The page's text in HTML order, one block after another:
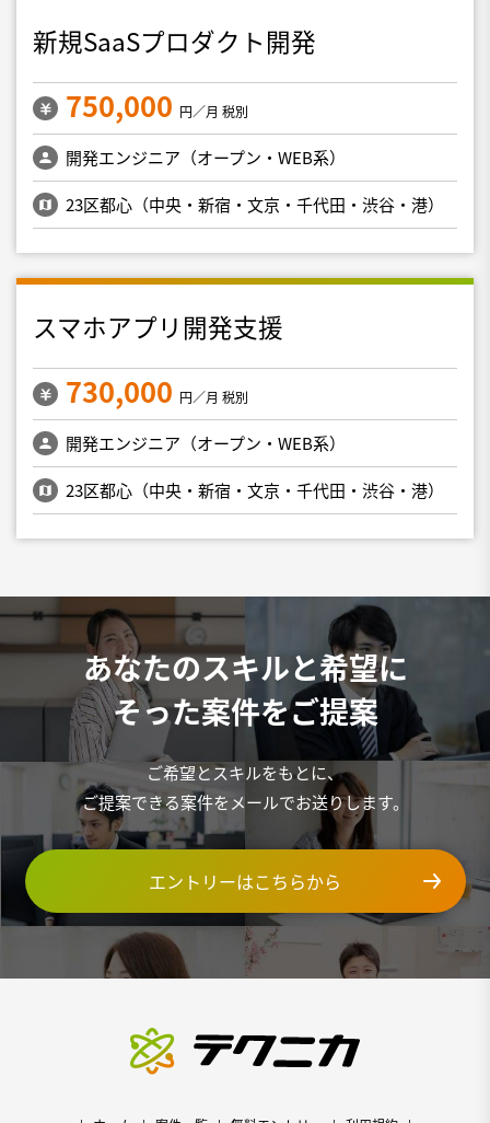
新規SaaSプロダクト開発
750,000 円／月 税別
開発エンジニア（オープン・WEB系）
23区都心（中央・新宿・文京・千代田・渋谷・港）
スマホアプリ開発支援
730,000 円／月 税別
開発エンジニア（オープン・WEB系）
23区都心（中央・新宿・文京・千代田・渋谷・港）
あなたのスキルと希望に
そった案件をご提案
ご希望とスキルをもとに、
ご提案できる案件をメールでお送りします。
エントリーはこちらから